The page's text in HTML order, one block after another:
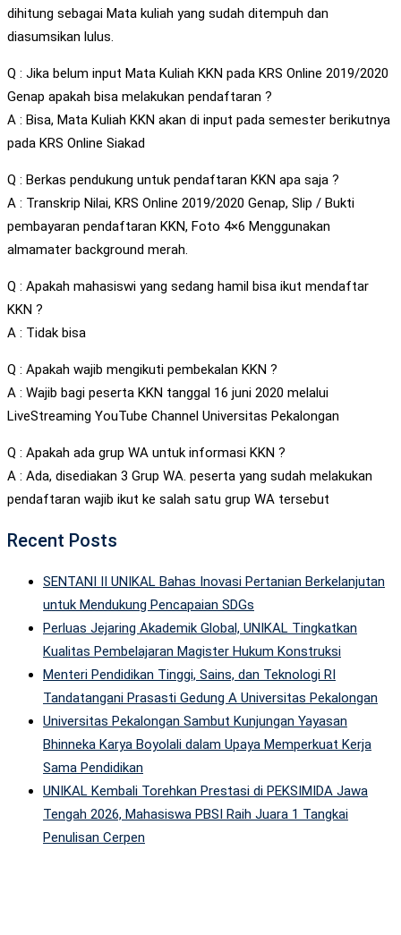
dihitung sebagai Mata kuliah yang sudah ditempuh dan
diasumsikan lulus.
Q : Jika belum input Mata Kuliah KKN pada KRS Online 2019/2020
Genap apakah bisa melakukan pendaftaran ?
A : Bisa, Mata Kuliah KKN akan di input pada semester berikutnya
pada KRS Online Siakad
Q : Berkas pendukung untuk pendaftaran KKN apa saja ?
A : Transkrip Nilai, KRS Online 2019/2020 Genap, Slip / Bukti
pembayaran pendaftaran KKN, Foto 4×6 Menggunakan
almamater background merah.
Q : Apakah mahasiswi yang sedang hamil bisa ikut mendaftar
KKN ?
A : Tidak bisa
Q : Apakah wajib mengikuti pembekalan KKN ?
A : Wajib bagi peserta KKN tanggal 16 juni 2020 melalui
LiveStreaming YouTube Channel Universitas Pekalongan
Q : Apakah ada grup WA untuk informasi KKN ?
A : Ada, disediakan 3 Grup WA. peserta yang sudah melakukan
pendaftaran wajib ikut ke salah satu grup WA tersebut
Recent Posts
SENTANI II UNIKAL Bahas Inovasi Pertanian Berkelanjutan
untuk Mendukung Pencapaian SDGs
Perluas Jejaring Akademik Global, UNIKAL Tingkatkan
Kualitas Pembelajaran Magister Hukum Konstruksi
Menteri Pendidikan Tinggi, Sains, dan Teknologi RI
Tandatangani Prasasti Gedung A Universitas Pekalongan
Universitas Pekalongan Sambut Kunjungan Yayasan
Bhinneka Karya Boyolali dalam Upaya Memperkuat Kerja
Sama Pendidikan
UNIKAL Kembali Torehkan Prestasi di PEKSIMIDA Jawa
Tengah 2026, Mahasiswa PBSI Raih Juara 1 Tangkai
Penulisan Cerpen